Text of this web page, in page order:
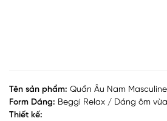
Tên sản phẩm: Quần Âu Nam
Form Dáng: Beggi Relax / Dáng ôm
Thiết kế: